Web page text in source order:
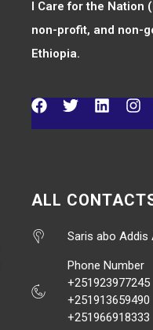
I Care for the Nation
non-profit, and non-
Ethiopia.
ALL
Saris abo Addis
Phone Number
+251923977245
+251913659490
+251966918333